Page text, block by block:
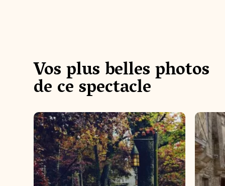
Vos plus belles photos
de ce spectacle
itemedievale